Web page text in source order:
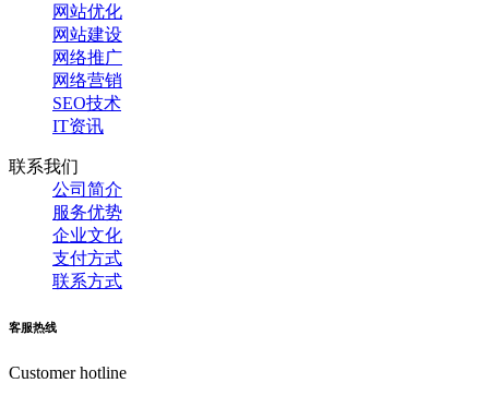
网站优化
网站建设
网络推广
网络营销
SEO技术
IT资讯
联系我们
公司简介
服务优势
企业文化
支付方式
联系方式
客服热线
Customer hotline